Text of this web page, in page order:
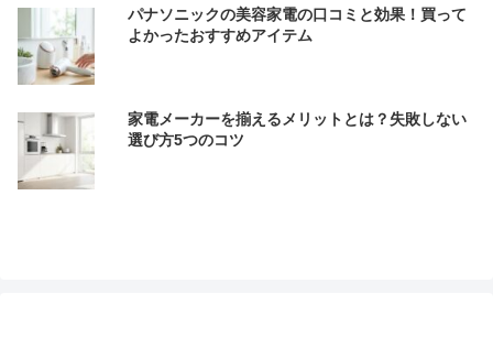
パナソニックの美容家電の口コミと効果！買って
よかったおすすめアイテム
家電メーカーを揃えるメリットとは？失敗しない
選び方5つのコツ